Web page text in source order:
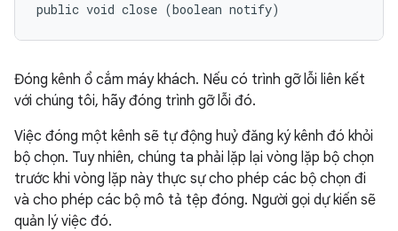
public void close (boolean notify)
Đóng kênh ổ cắm máy khách. Nếu có trình gỡ lỗi liên kết
với chúng tôi, hãy đóng trình gỡ lỗi đó.
Việc đóng một kênh sẽ tự động huỷ đăng ký kênh đó khỏi
bộ chọn. Tuy nhiên, chúng ta phải lặp lại vòng lặp bộ chọn
trước khi vòng lặp này thực sự cho phép các bộ chọn đi
và cho phép các bộ mô tả tệp đóng. Người gọi dự kiến sẽ
quản lý việc đó.